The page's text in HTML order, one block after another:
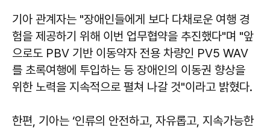
기아 관계자는 "장애인들에게 보다 다채로운 여행 경
험을 제공하기 위해 이번 업무협약을 추진했다"며 "앞
으로도 PBV 기반 이동약자 전용 차량인 PV5 WAV
를 초록여행에 투입하는 등 장애인의 이동권 향상을
위한 노력을 지속적으로 펼쳐 나갈 것"이라고 밝혔다.
한편, 기아는 ‘인류의 안전하고, 자유롭고, 지속가능한